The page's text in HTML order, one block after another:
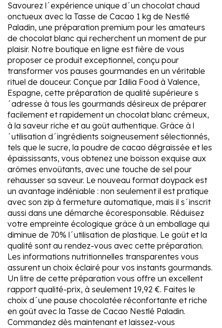
Savourez l´expérience unique d´un chocolat chaud
onctueux avec la Tasse de Cacao 1 kg de Nestlé
Paladin, une préparation premium pour les amateurs
de chocolat blanc qui recherchent un moment de pur
plaisir. Notre boutique en ligne est fière de vous
proposer ce produit exceptionnel, conçu pour
transformer vos pauses gourmandes en un véritable
rituel de douceur. Conçue par Idilia Food à Valence,
Espagne, cette préparation de qualité supérieure s
´adresse à tous les gourmands désireux de préparer
facilement et rapidement un chocolat blanc crémeux,
à la saveur riche et au goût authentique. Grâce à l
´utilisation d´ingrédients soigneusement sélectionnés,
tels que le sucre, la poudre de cacao dégraissée et les
épaississants, vous obtenez une boisson exquise aux
arômes envoûtants, avec une touche de sel pour
rehausser sa saveur. Le nouveau format doypack est
un avantage indéniable : non seulement il est pratique
avec son zip à fermeture automatique, mais il s´inscrit
aussi dans une démarche écoresponsable. Réduisez
votre empreinte écologique grâce à un emballage qui
diminue de 70% l´utilisation de plastique. Le goût et la
qualité sont au rendez-vous avec cette préparation.
Les informations nutritionnelles transparentes vous
assurent un choix éclairé pour vos instants gourmands.
Un litre de cette préparation vous offre un excellent
rapport qualité-prix, à seulement 19,92 €. Faites le
choix d´une pause chocolatée réconfortante et riche
en goût avec la Tasse de Cacao Nestlé Paladin.
Commandez dès maintenant et laissez-vous